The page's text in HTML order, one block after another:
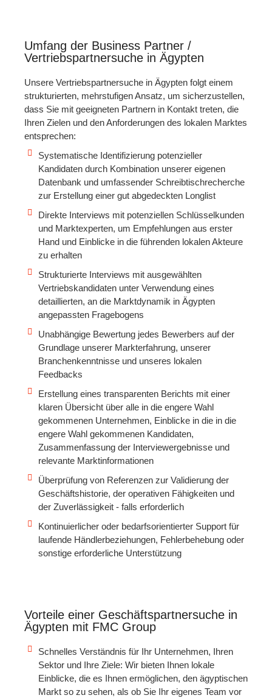
Umfang der Business Partner /
Vertriebspartnersuche in Ägypten
Unsere Vertriebspartnersuche in Ägypten folgt einem
strukturierten, mehrstufigen Ansatz, um sicherzustellen,
dass Sie mit geeigneten Partnern in Kontakt treten, die
Ihren Zielen und den Anforderungen des lokalen Marktes
entsprechen:
Systematische Identifizierung potenzieller
Kandidaten durch Kombination unserer eigenen
Datenbank und umfassender Schreibtischrecherche
zur Erstellung einer gut abgedeckten Longlist
Direkte Interviews mit potenziellen Schlüsselkunden
und Marktexperten, um Empfehlungen aus erster
Hand und Einblicke in die führenden lokalen Akteure
zu erhalten
Strukturierte Interviews mit ausgewählten
Vertriebskandidaten unter Verwendung eines
detaillierten, an die Marktdynamik in Ägypten
angepassten Fragebogens
Unabhängige Bewertung jedes Bewerbers auf der
Grundlage unserer Markterfahrung, unserer
Branchenkenntnisse und unseres lokalen
Feedbacks
Erstellung eines transparenten Berichts mit einer
klaren Übersicht über alle in die engere Wahl
gekommenen Unternehmen, Einblicke in die in die
engere Wahl gekommenen Kandidaten,
Zusammenfassung der Interviewergebnisse und
relevante Marktinformationen
Überprüfung von Referenzen zur Validierung der
Geschäftshistorie, der operativen Fähigkeiten und
der Zuverlässigkeit - falls erforderlich
Kontinuierlicher oder bedarfsorientierter Support für
laufende Händlerbeziehungen, Fehlerbehebung oder
sonstige erforderliche Unterstützung
Vorteile einer Geschäftspartnersuche in
Ägypten mit FMC Group
Schnelles Verständnis für Ihr Unternehmen, Ihren
Sektor und Ihre Ziele: Wir bieten Ihnen lokale
Einblicke, die es Ihnen ermöglichen, den ägyptischen
Markt so zu sehen, als ob Sie Ihr eigenes Team vor